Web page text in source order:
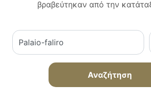
βραβεύτηκαν από την
Αναζήτηση